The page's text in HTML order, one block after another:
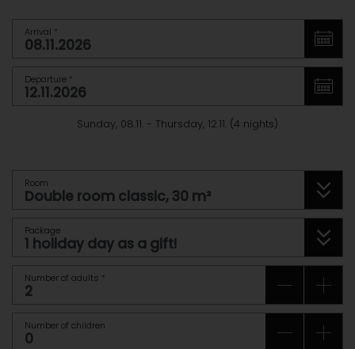
Arrival *
Departure *
Sunday, 08.11. - Thursday, 12.11. (4 nights)
Room
Package
Number of adults *
Number of children